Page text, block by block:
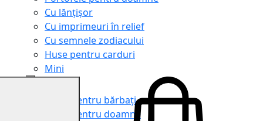
Cu lănțișor
Cu imprimeuri în relief
Cu semnele zodiacului
Huse pentru carduri
Mini
Genți pentru bărbați
Genți pentru doamne